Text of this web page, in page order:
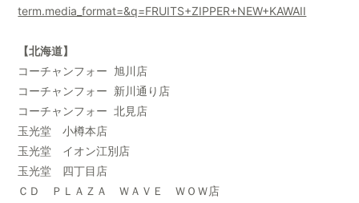
term.media_format=&q=FRUITS+ZIPPER+NEW+KAWAII
【北海道】
コーチャンフォー 旭川店
コーチャンフォー 新川通り店
コーチャンフォー 北見店
玉光堂 小樽本店
玉光堂 イオン江別店
玉光堂 四丁目店
ＣＤ ＰＬＡＺＡ ＷＡＶＥ ＷＯＷ店